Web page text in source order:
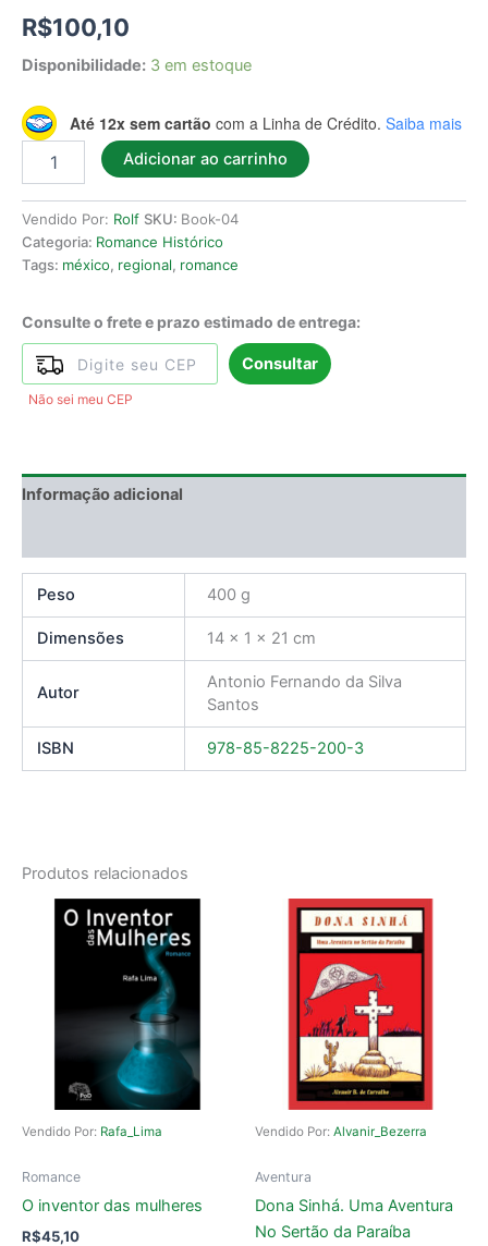
R$100,10
Disponibilidade: 3 em estoque
Até 12x sem cartão com a Linha de Crédito. Saiba mais
Adicionar ao carrinho
Vendido Por: Rolf SKU: Book-04
Categoria: Romance Histórico
Tags: méxico, regional, romance
Consulte o frete e prazo estimado de entrega:
Consultar
Não sei meu CEP
Informação adicional
Peso 400 g
Dimensões 14 × 1 × 21 cm
Autor
Antonio Fernando da Silva
Santos
ISBN 978-85-8225-200-3
Produtos relacionados
Vendido Por: Rafa_Lima
Romance
O inventor das mulheres
R$45,10
Vendido Por: Alvanir_Bezerra
Aventura
Dona Sinhá. Uma Aventura
No Sertão da Paraíba